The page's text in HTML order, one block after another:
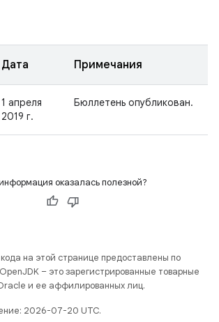
Дата Примечания
1 апреля
2019 г.
Бюллетень опубликован.
оказалась полезной?
на этой странице предоставлены по
– это зарегистрированные товарные
и ее аффилированных лиц.
2026-07-20 UTC.